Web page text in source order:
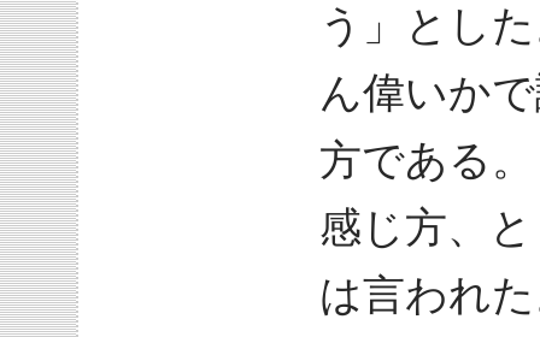
う」とし
ん偉いか
方である
感じ方、
は言われ